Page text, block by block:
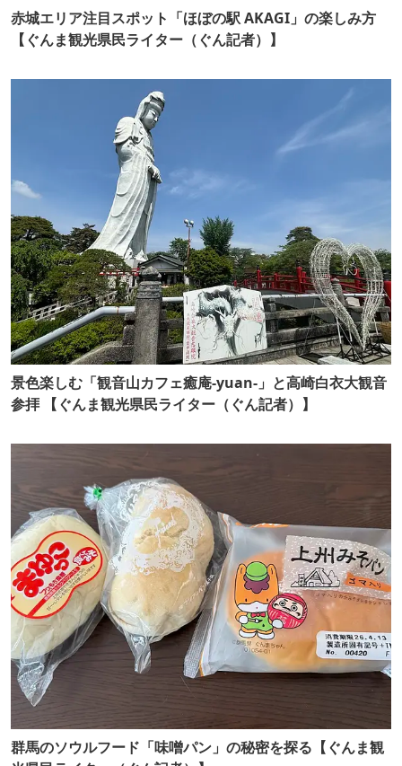
赤城エリア注目スポット「ほぼの駅 AKAGI」の楽しみ方
【ぐんま観光県民ライター（ぐん記者）】
景色楽しむ「観音山カフェ癒庵-yuan-」と高崎白衣大観音
参拝 【ぐんま観光県民ライター（ぐん記者）】
群馬のソウルフード「味噌パン」の秘密を探る【ぐんま観